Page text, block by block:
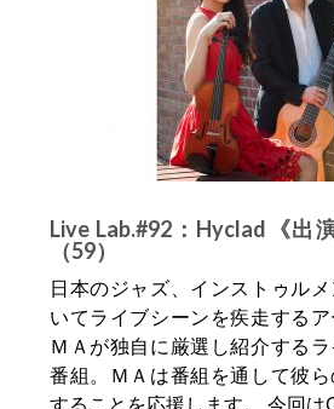
Live Lab.#92：Hyclad《出
（59）
日本のジャズ、インストゥル
いてライブシーンを疾走する
ＭＡが独自に厳選し紹介する
番組。ＭＡは番組を通して彼